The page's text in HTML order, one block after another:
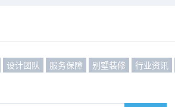
设计团队 服务保障 别墅装修 行业资讯